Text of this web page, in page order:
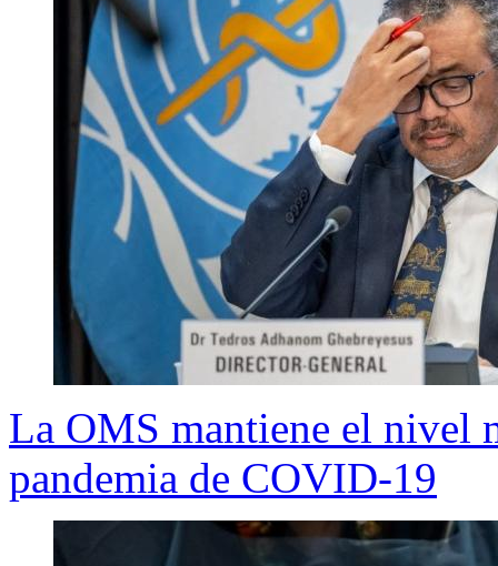
La OMS mantiene el nivel
pandemia de COVID-19